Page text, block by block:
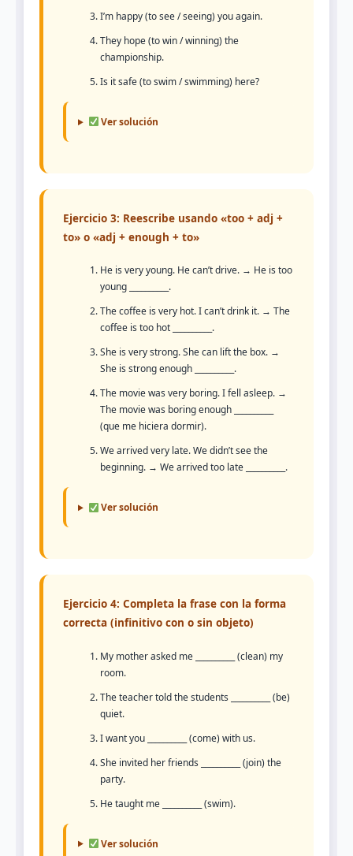
I’m happy (to see / seeing) you again.
They hope (to win / winning) the
championship.
Is it safe (to swim / swimming) here?
Ver solución
Ejercicio 3: Reescribe usando «too + adj +
to» o «adj + enough + to»
He is very young. He can’t drive. → He is too
young __________.
The coffee is very hot. I can’t drink it. → The
coffee is too hot __________.
She is very strong. She can lift the box. →
She is strong enough __________.
The movie was very boring. I fell asleep. →
The movie was boring enough __________
(que me hiciera dormir).
We arrived very late. We didn’t see the
beginning. → We arrived too late __________.
Ver solución
Ejercicio 4: Completa la frase con la forma
correcta (infinitivo con o sin objeto)
My mother asked me __________ (clean) my
room.
The teacher told the students __________ (be)
quiet.
I want you __________ (come) with us.
She invited her friends __________ (join) the
party.
He taught me __________ (swim).
Ver solución